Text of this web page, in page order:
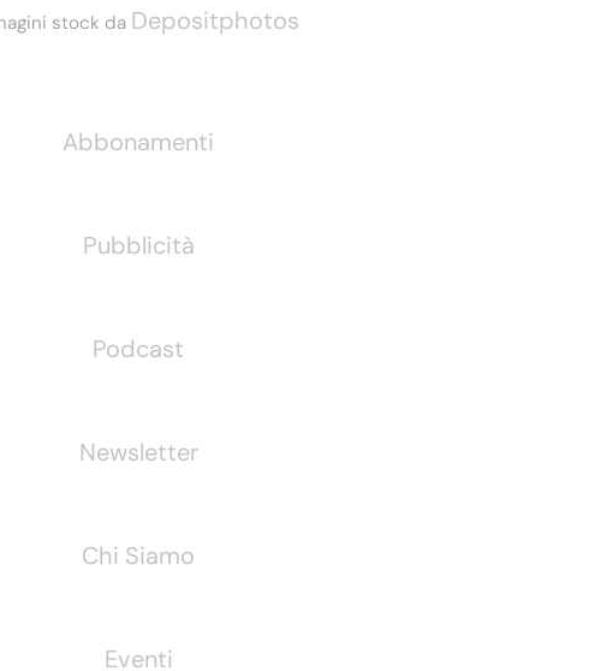
stock da Depositphotos
Abbonamenti
Pubblicità
Podcast
Newsletter
Chi Siamo
Eventi